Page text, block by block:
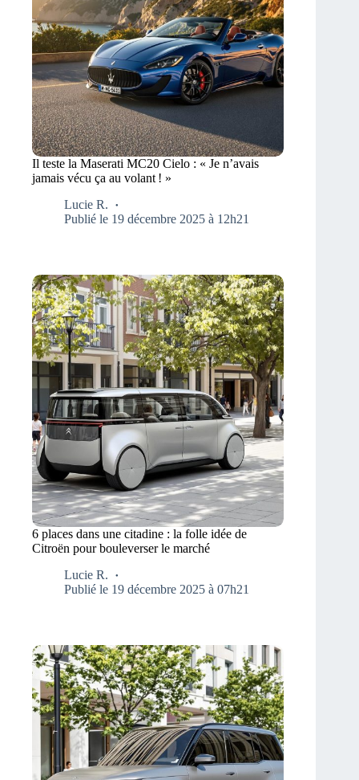
Il teste la Maserati MC20 Cielo : « Je n’avais
jamais vécu ça au volant ! »
Lucie R.
Publié le 19 décembre 2025 à 12h21
6 places dans une citadine : la folle idée de
Citroën pour bouleverser le marché
Lucie R.
Publié le 19 décembre 2025 à 07h21